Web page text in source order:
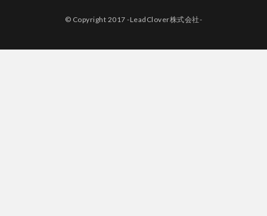
© Copyright 2017 -LeadClover株式会社-